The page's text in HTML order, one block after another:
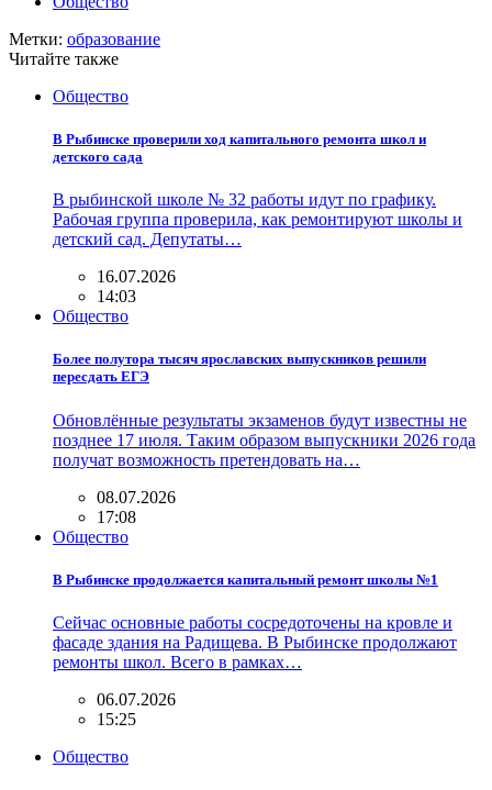
Метки: образование
Читайте также
Общество
В Рыбинске проверили ход капитального ремонта школ и
детского сада
В рыбинской школе № 32 работы идут по графику.
Рабочая группа проверила, как ремонтируют школы и
детский сад. Депутаты…
16.07.2026
14:03
Общество
Более полутора тысяч ярославских выпускников решили
пересдать ЕГЭ
Обновлённые результаты экзаменов будут известны не
позднее 17 июля. Таким образом выпускники 2026 года
получат возможность претендовать на…
08.07.2026
17:08
Общество
В Рыбинске продолжается капитальный ремонт школы №1
Сейчас основные работы сосредоточены на кровле и
фасаде здания на Радищева. В Рыбинске продолжают
ремонты школ. Всего в рамках…
06.07.2026
15:25
Общество